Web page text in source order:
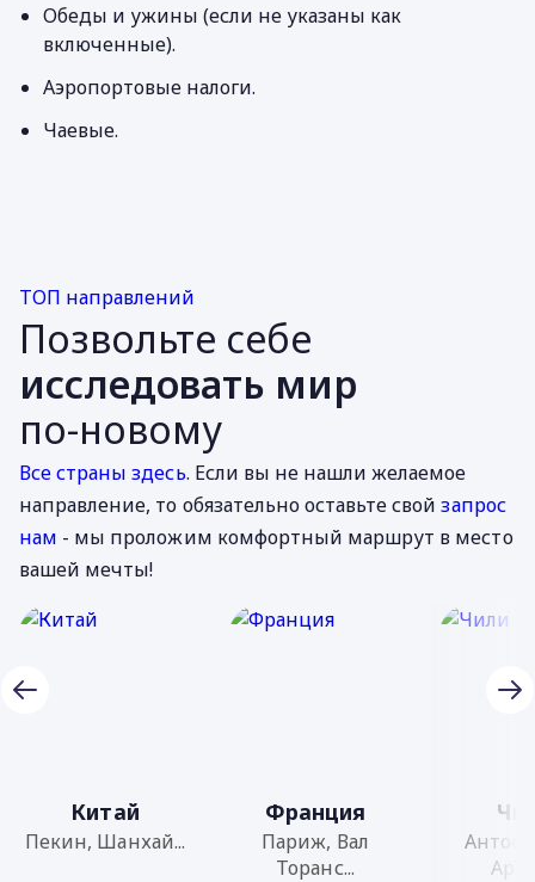
Обеды и ужины (если не указаны как
включенные).
Аэропортовые налоги.
Чаевые.
ТОП направлений
Позвольте себе
исследовать мир
по-новому
Все страны здесь. Если вы не нашли желаемое
направление, то обязательно оставьте свойзапрос
нам - мы проложим комфортный маршрут в место
вашей мечты!
Китай
Пекин, Шанхай...
Франция
Париж, Вал
Торанс...